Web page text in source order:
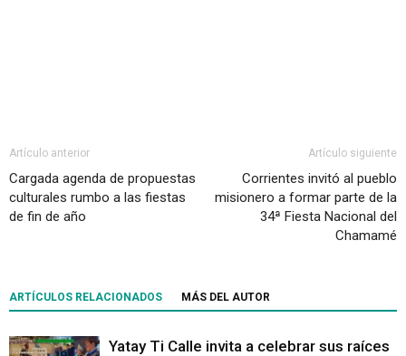
Artículo anterior
Cargada agenda de propuestas
culturales rumbo a las fiestas
de fin de año
Artículo siguiente
Corrientes invitó al pueblo
misionero a formar parte de la
34ª Fiesta Nacional del
Chamamé
ARTÍCULOS RELACIONADOS MÁS DEL AUTOR
Yatay Ti Calle invita a celebrar sus raíces